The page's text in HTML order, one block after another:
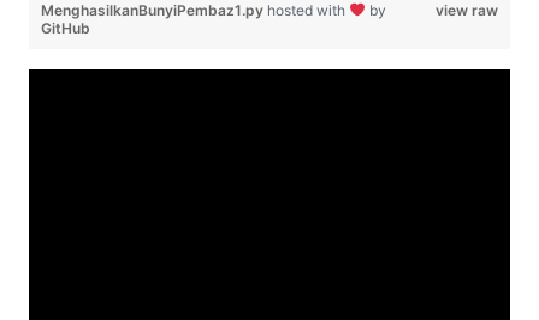
# Fungsi beep memerlukan 3 pembolehubah
view raw
MenghasilkanBunyiPembaz1.py hosted with
by
GitHub